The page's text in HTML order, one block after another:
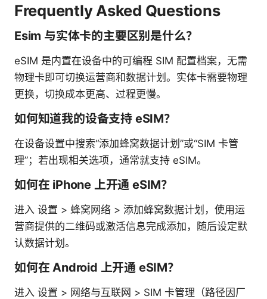
Frequently Asked Questions
Esim 与实体卡的主要区别是什么？
eSIM 是内置在设备中的可编程 SIM 配置档案，无需
物理卡即可切换运营商和数据计划。实体卡需要物理
更换，切换成本更高、过程更慢。
如何知道我的设备支持 eSIM？
在设备设置中搜索“添加蜂窝数据计划”或“SIM 卡管
理”；若出现相关选项，通常就支持 eSIM。
如何在 iPhone 上开通 eSIM？
进入 设置 > 蜂窝网络 > 添加蜂窝数据计划，使用运
营商提供的二维码或激活信息完成添加，随后设定默
认数据计划。
如何在 Android 上开通 eSIM？
进入 设置 > 网络与互联网 > SIM 卡管理（路径因厂